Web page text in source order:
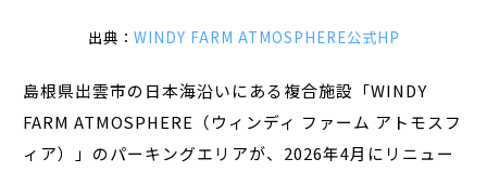
出典： WINDY FARM ATMOSPHERE公式HP
島根県出雲市の日本海沿いにある複合施設「WINDY
FARM ATMOSPHERE（ウィンディ ファーム アトモスフ
ィア）」のパーキングエリアが、2026年4月にリニュー